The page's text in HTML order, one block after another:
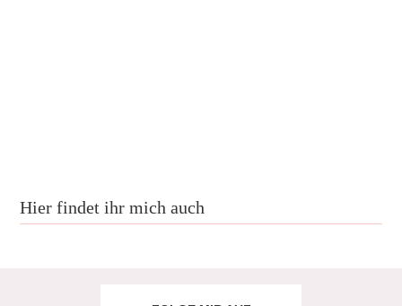
Hier findet ihr mich auch